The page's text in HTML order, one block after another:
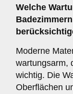
Welche
Moderne
wartungsarm,
wichtig. Die
Oberflächen